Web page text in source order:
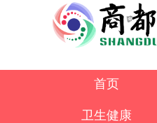
首页
卫生健康